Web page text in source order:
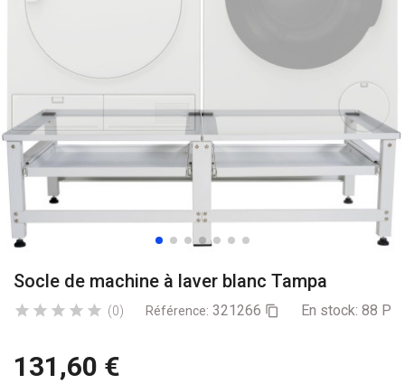
Socle de machine à laver blanc Tampa
     (0) Référence: 321266  En stock: 88
131,60 €